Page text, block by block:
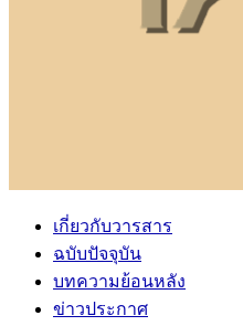
เกี่ยวกับวารสาร
ฉบับปัจจุบัน
บทความย้อนหลัง
ข่าวประกาศ